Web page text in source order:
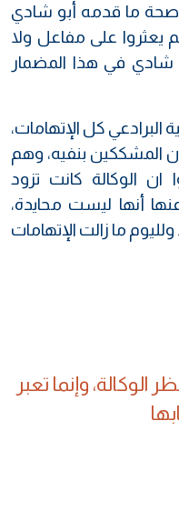
صحة ما قدمه أبو شادي
على مفاعل ولا
شادي في هذا المضمار
البرادعي كل الإتهامات،
أن المشككين بنفيه، وهم
ان الوكالة كانت تزود
أنها ليست محايدة،
ما زالت الإتهامات
وإنما تعبر